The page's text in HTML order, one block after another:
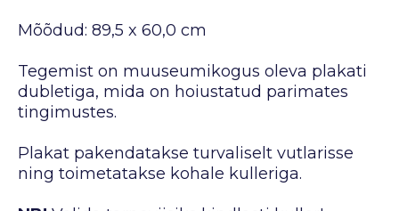
Mõõdud: 89,5 x 60,0 cm
Tegemist on muuseumikogus oleva plakati
dubletiga, mida on hoiustatud parimates
tingimustes.
Plakat pakendatakse turvaliselt vutlarisse
ning toimetatakse kohale kulleriga.